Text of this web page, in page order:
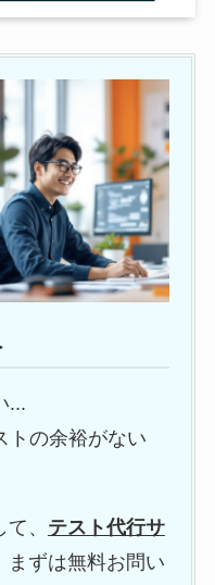
...
トの余裕がない
、 テスト代行サ
まずは無料お問い